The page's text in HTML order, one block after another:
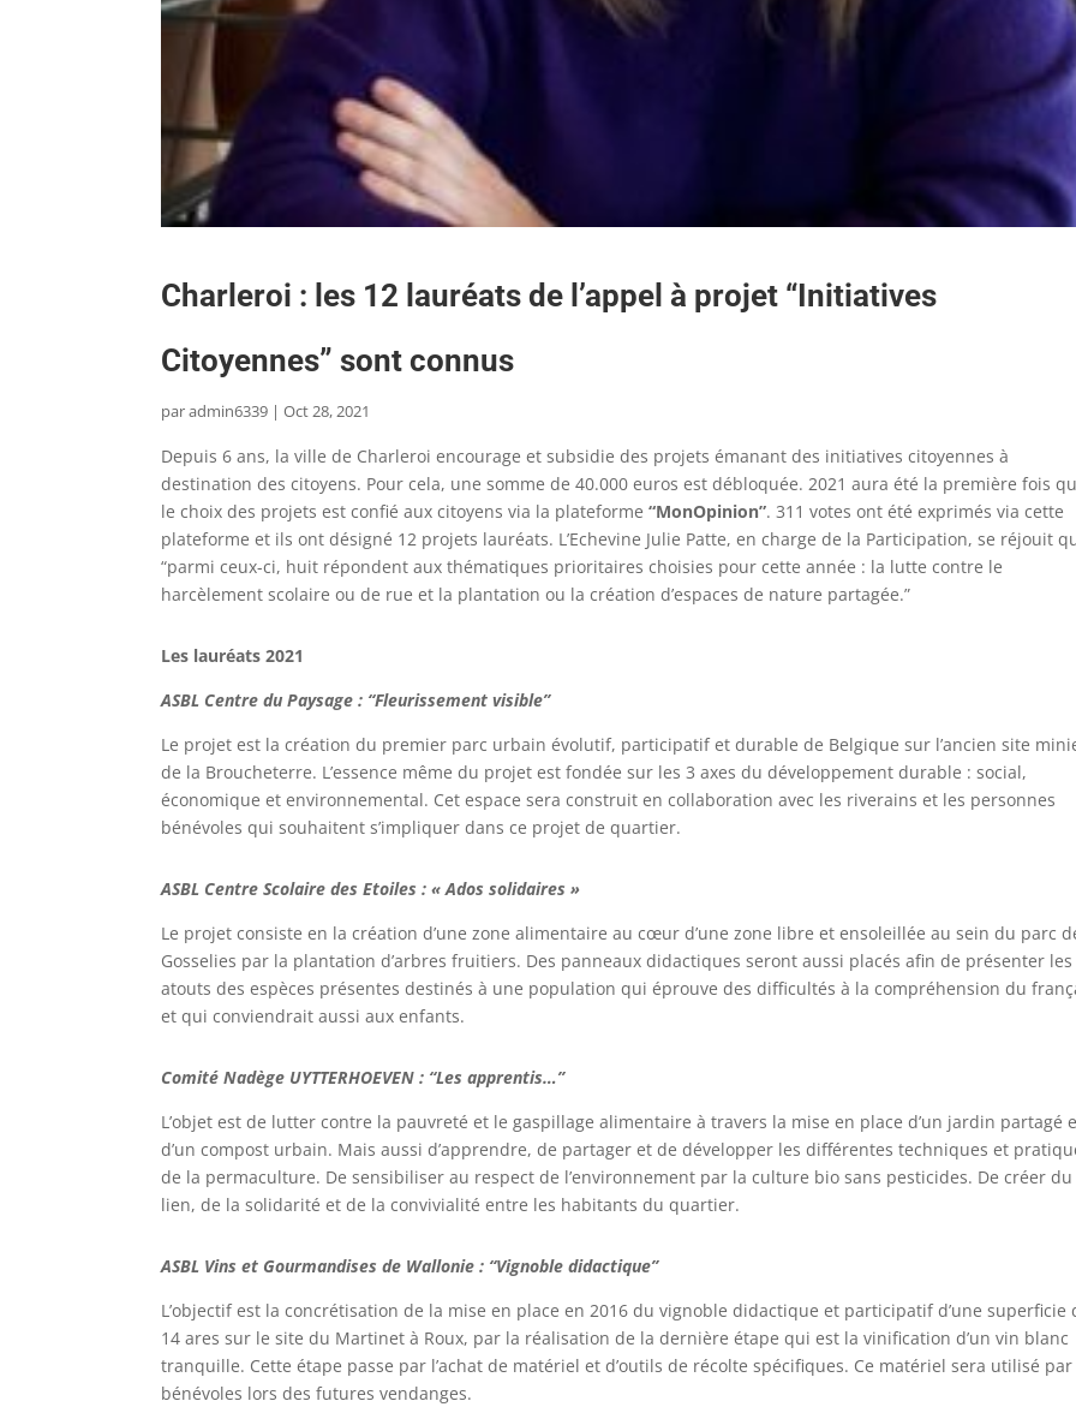
Charleroi : les 12 lauréats de l’appel à projet “Initiatives
Citoyennes” sont connus
paradmin6339 |Oct 28, 2021
Depuis 6 ans, la ville de Charleroi encourage et subsidie des projets émanant des initiatives citoyennes à
destination des citoyens. Pour cela, une somme de 40.000 euros est débloquée. 2021 aura été la première fois
le choix des projets est confié aux citoyens via la plateforme“MonOpinion”. 311 votes ont été exprimés via cette
plateforme et ils ont désigné 12 projets lauréats. L’Echevine Julie Patte, en charge de la Participation, se réjouit
“parmi ceux-ci, huit répondent aux thématiques prioritaires choisies pour cette année : la lutte contre le
harcèlement scolaire ou de rue et la plantation ou la création d’espaces de nature partagée.”
Les lauréats 2021
ASBL Centre du Paysage : “Fleurissement visible”
Le projet est la création du premier parc urbain évolutif, participatif et durable de Belgique sur l’ancien site
de la Broucheterre. L’essence même du projet est fondée sur les 3 axes du développement durable : social,
économique et environnemental. Cet espace sera construit en collaboration avec les riverains et les personnes
bénévoles qui souhaitent s’impliquer dans ce projet de quartier.
ASBL Centre Scolaire des Etoiles : « Ados solidaires »
Le projet consiste en la création d’une zone alimentaire au cœur d’une zone libre et ensoleillée au sein du parc
Gosselies par la plantation d’arbres fruitiers. Des panneaux didactiques seront aussi placés afin de présenter les
atouts des espèces présentes destinés à une population qui éprouve des difficultés à la compréhension du
et qui conviendrait aussi aux enfants.
Comité Nadège UYTTERHOEVEN : “Les apprentis…”
L’objet est de lutter contre la pauvreté et le gaspillage alimentaire à travers la mise en place d’un jardin partagé
d’un compost urbain. Mais aussi d’apprendre, de partager et de développer les différentes techniques et
de la permaculture. De sensibiliser au respect de l’environnement par la culture bio sans pesticides. De créer du
lien, de la solidarité et de la convivialité entre les habitants du quartier.
ASBL Vins et Gourmandises de Wallonie : “Vignoble didactique”
L’objectif est la concrétisation de la mise en place en 2016 du vignoble didactique et participatif d’une superficie
14 ares sur le site du Martinet à Roux, par la réalisation de la dernière étape qui est la vinification d’un vin blanc
tranquille. Cette étape passe par l’achat de matériel et d’outils de récolte spécifiques. Ce matériel sera utilisé
bénévoles lors des futures vendanges.